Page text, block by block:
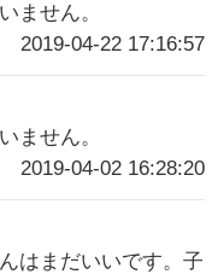
ません。
2019-04-22 17:16:57
ません。
2019-04-02 16:28:20
はまだいいです。子